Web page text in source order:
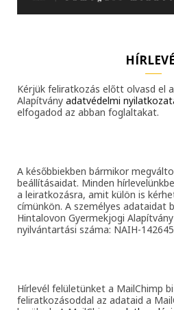
Kérjük feliratkozás előtt olvasd el
Alapítvány adatvédelmi
elfogadod az abban foglaltakat.
A későbbiekben bármikor
beállításaidat. Minden
a leiratkozásra, amit külön is
címünkön. A személyes adataidat
Hintalovon Gyermekjogi
nyilvántartási száma: NAIH-
Hírlevél felületünket a MailChimp
feliratkozásoddal az adataid a